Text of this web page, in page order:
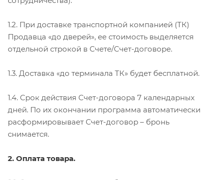
1.2. При доставке транспортной компанией (ТК)
Продавца «до дверей», ее стоимость выделяется
отдельной строкой в Счете/Счет-договоре.
1.3. Доставка «до терминала ТК» будет бесплатной.
1.4. Срок действия Счет-договора 7 календарных
дней. По их окончании программа автоматически
расформировывает Счет-договор – бронь
снимается.
2. Оплата товара.